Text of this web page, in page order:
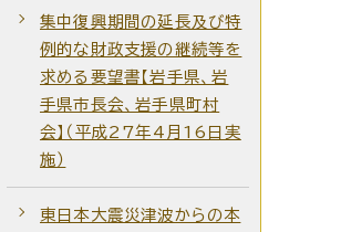
集中復興期間の延長及び特
例的な財政支援の継続等を
求める要望書【岩手県、岩
手県市長会、岩手県町村
会】（平成27年4月16日実
施）
東日本大震災津波からの本